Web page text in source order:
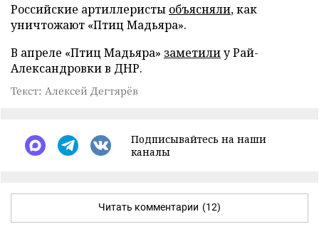
Российские артиллеристы объясняли, как
уничтожают «Птиц Мадьяра».
В апреле «Птиц Мадьяра» заметилиу Рай-
Александровки в ДНР.
Текст: Алексей Дегтярёв
Подписывайтесь на наши
каналы
Читать комментарии (12)